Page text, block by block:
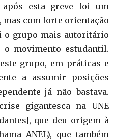
esta greve foi um
com forte orientação
o grupo mais autoritário
movimento estudantil.
grupo, em práticas e
a assumir posições
já não bastava.
gigantesca na UNE
que deu origem à
ANEL), que também